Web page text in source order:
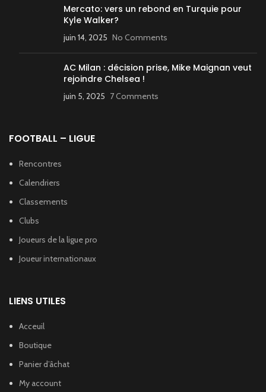
Mercato: vers un rebond en Turquie pour
Kyle Walker?
juin 14, 2025 No Comments
AC Milan : décision prise, Mike Maignan veut
rejoindre Chelsea !
juin 5, 2025 7 Comments
FOOTBALL – LIGUE
Rencontres
Calendriers
Classements
Clubs
Joueurs de la ligue pro
Joueur internationaux
LIENS UTILES
Acceuil
Boutique
Panier d’âchat
My account